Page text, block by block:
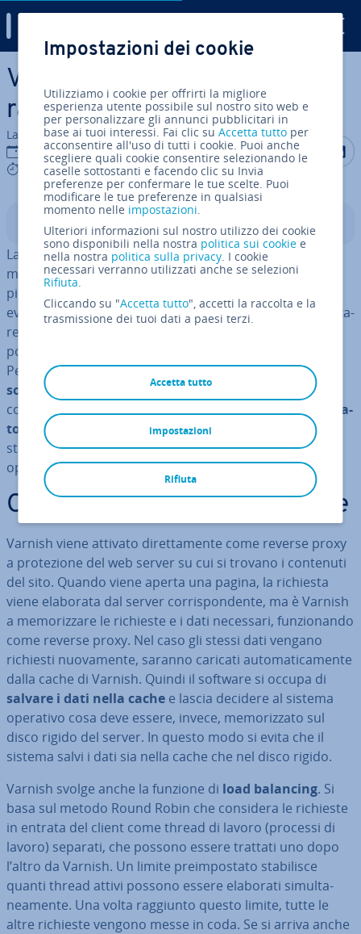
Vai al contenuto prin­ci­pa­le
Varnish Cache: il web ac­ce­le­
ra­tor per i siti dinamici
La redazione di IONOS
25 set 2020
5 mins
Condividi
Indice
La per­for­man­ce dei siti web dinamici di­mi­nui­sce man
mano che gli utenti aumentano e il sito diventa sempre
più complesso. Per con­tra­sta­re il calo della velocità ed
evitare di so­vrac­ca­ri­ca­re il web server, è possibile uti­liz­za­
re un reverse proxy che risponde alle richieste al suo
posto, me­mo­riz­zan­do i contenuti richiesti nella
Per questo scopo è possibile uti­liz­za­re Varnish, un
software di caching
con codice open source e, al
contrario di altri, svi­lup­pa­to sin dall’inizio comeac­ce­le­ra­
to­re web
. Per uti­liz­za­re Varnish Cache, è ne­ces­sa­rio in­
stal­la­re e con­fi­gu­ra­re un web server con un sistema
operativo Unix e avere accesso come utente root.
Come funziona Varnish Cache
Varnish viene attivato di­ret­ta­men­te come reverse proxy
a pro­te­zio­ne del web server su cui si trovano i contenuti
del sito. Quando viene aperta una pagina, la richiesta
viene elaborata dal server cor­ri­spon­den­te, ma è Varnish
a me­mo­riz­za­re le richieste e i dati necessari, fun­zio­nan­do
come reverse proxy. Nel caso gli stessi dati vengano
richiesti nuo­va­men­te, saranno caricati au­to­ma­ti­ca­men­te
dalla cache di Varnish. Quindi il software si occupa di
salvare i dati nella cache e lascia decidere al sistema
operativo cosa deve essere, invece, me­mo­riz­za­to sul
disco rigido del server. In questo modo si evita che il
sistema salvi i dati sia nella cache che nel disco rigido.
Varnish svolge anche la funzione di load balancing. Si
basa sul metodo Round Robin che considera le richieste
in entrata del client come thread di lavoro (processi di
lavoro) separati, che possono essere trattati uno dopo
l’altro da Varnish. Un limite pre­im­po­sta­to sta­bi­li­sce
quanti thread attivi possono essere elaborati si­mul­ta­
nea­men­te. Una volta raggiunto questo limite, tutte le
altre richieste vengono messe in coda. Se si arriva anche
Impostazioni dei cookie
Utilizziamo i cookie per offrirti la migliore
esperienza utente possibile sul nostro sito web e
per personalizzare gli annunci pubblicitari in
base ai tuoi interessi. Fai clic suAccetta tutto per
acconsentire all'uso di tutti i cookie. Puoi anche
scegliere quali cookie consentire selezionando le
caselle sottostanti e facendo clic su Invia
preferenze per confermare le tue scelte. Puoi
modificare le tue preferenze in qualsiasi
momento nelle impostazioni.
Ulteriori informazioni sul nostro utilizzo dei cookie
sono disponibili nella nostra politica sui cookie e
nella nostra politica sulla privacy. I cookie
necessari verranno utilizzati anche se selezioni
Rifiuta.
Cliccando su "Accetta tutto", accetti la raccolta e la
trasmissione dei tuoi dati a paesi terzi.
Accetta tutto
Rifiuta
impostazioni